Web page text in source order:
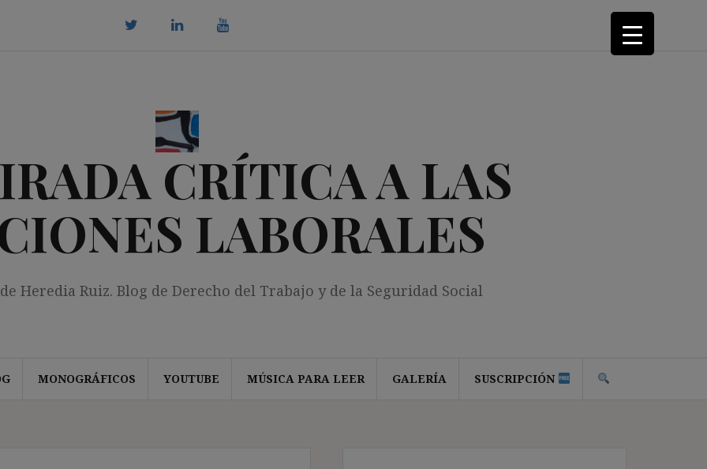
CRÍTICA A LAS
LABORALES
Heredia Ruiz. Blog de Derecho del Trabajo y de la Seguridad Social
MONOGRÁFICOS YOUTUBE MÚSICA PARA LEER GALERÍA SUSCRIPCIÓN